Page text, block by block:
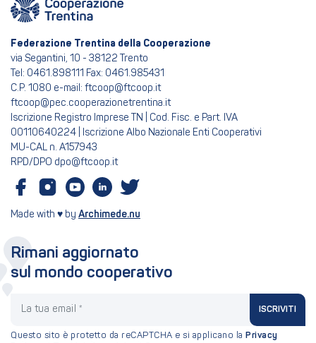
Federazione Trentina della Cooperazione
via Segantini, 10 - 38122 Trento
Tel: 0461.898111 Fax: 0461.985431
C.P. 1080 e-mail: ftcoop@ftcoop.it
ftcoop@pec.cooperazionetrentina.it
Iscrizione Registro Imprese TN | Cod. Fisc. e Part. IVA
00110640224 | Iscrizione Albo Nazionale Enti Cooperativi
MU-CAL n. A157943
RPD/DPO dpo@ftcoop.it
Made with ♥ by Archimede.nu
Rimani aggiornato
sul mondo cooperativo
ISCRIVITI
Questo sito è protetto da reCAPTCHA e si applicano la Privacy